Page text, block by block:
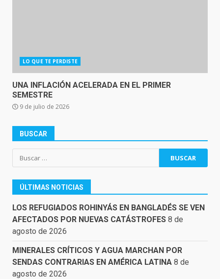
LO QUE TE PERDISTE
UNA INFLACIÓN ACELERADA EN EL PRIMER
SEMESTRE
9 de julio de 2026
BUSCAR
Buscar:
ÚLTIMAS NOTICIAS
LOS REFUGIADOS ROHINYÁS EN BANGLADÉS SE VEN
AFECTADOS POR NUEVAS CATÁSTROFES 8 de
agosto de 2026
MINERALES CRÍTICOS Y AGUA MARCHAN POR
SENDAS CONTRARIAS EN AMÉRICA LATINA 8 de
agosto de 2026